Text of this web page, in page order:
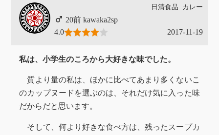
日清食品 カレー
kawaka2sp
4.0
2017-11-19
私は、小学生のころから大好きな味でした。
質より量の私は、ほかに比べてあまり多くないこ
のカップヌードを選ぶのは、それだけ気に入った味
だからだと思います。
そして、何より好きな食べ方は、残ったスープカ